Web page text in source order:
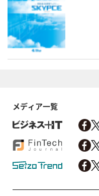
メディア一覧